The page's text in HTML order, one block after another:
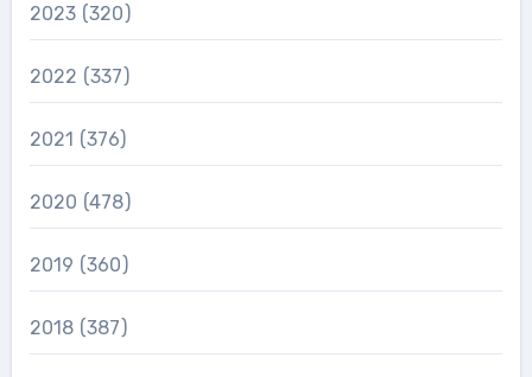
2023 (320)
2022 (337)
2021 (376)
2020 (478)
2019 (360)
2018 (387)